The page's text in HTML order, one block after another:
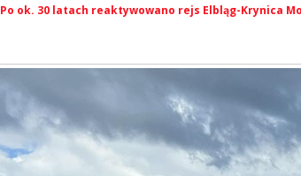
Po ok. 30 latach reaktywowano rejs Elbląg-Krynica